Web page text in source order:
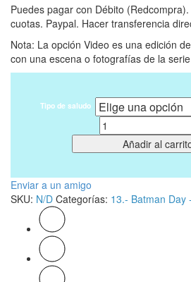
Puedes pagar con Débito
cuotas. Paypal. Hacer transferencia
Nota: La opción Video es una edición
con una escena o fotografías de la
Tipo de saludo
Cantidad
Añadir al
Enviar a un amigo
SKU: N/D Categorías: 13.- Batman Day